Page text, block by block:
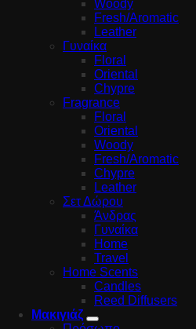
Woody
Fresh/Aromatic
Leather
Γυναίκα
Floral
Oriental
Chypre
Fragrance
Floral
Oriental
Woody
Fresh/Aromatic
Chypre
Leather
Σετ Δώρου
Άνδρας
Γυναίκα
Home
Travel
Home Scents
Candles
Reed Diffusers
Μακιγιάζ